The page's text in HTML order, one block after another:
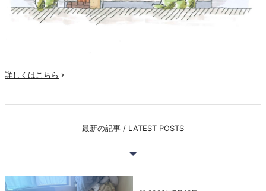
詳しくはこちら 
最新の記事 / LATEST POSTS